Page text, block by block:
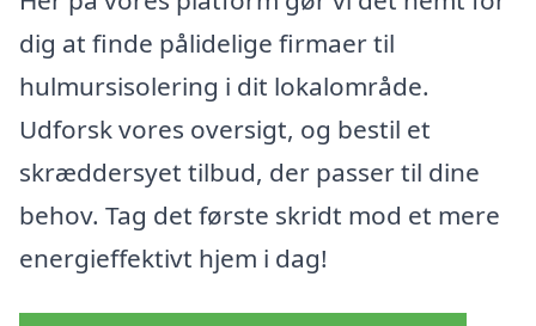
dig at finde pålidelige firmaer til
hulmursisolering i dit lokalområde.
Udforsk vores oversigt, og bestil et
skræddersyet tilbud, der passer til dine
behov. Tag det første skridt mod et mere
energieffektivt hjem i dag!